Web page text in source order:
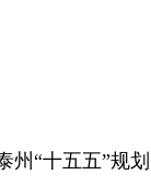
“十五五”规划